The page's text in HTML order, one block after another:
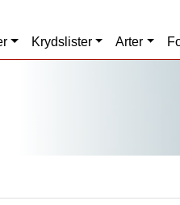
Krydslister Arter